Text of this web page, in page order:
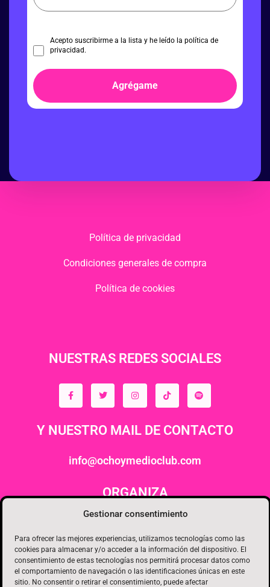
Gestionar consentimiento
Para ofrecer las mejores experiencias, utilizamos tecnologías como las
cookies para almacenar y/o acceder a la información del dispositivo. El
consentimiento de estas tecnologías nos permitirá procesar datos como
el comportamiento de navegación o las identificaciones únicas en este
sitio. No consentir o retirar el consentimiento, puede afectar
Acepto suscribirme a la lista y he leído la política de
privacidad.
Agrégame
Política de privacidad
Condiciones generales de compra
Política de cookies
NUESTRAS REDES SOCIALES
Y NUESTRO MAIL DE CONTACTO
info@ochoymedioclub.com
ORGANIZA